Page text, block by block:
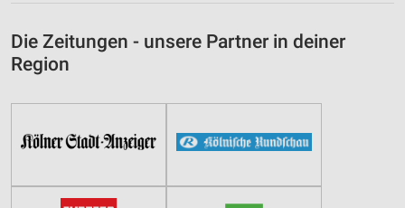
Die Zeitungen - unsere Partner in deiner
Region